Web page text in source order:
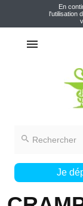
En
l'utilisation
Je